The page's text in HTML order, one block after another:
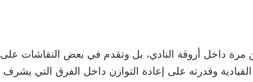
مرة داخل أروقة النادي، بل وتقدم في بعض النقاشات على
وقدرته على إعادة التوازن داخل الفرق التي يشرف